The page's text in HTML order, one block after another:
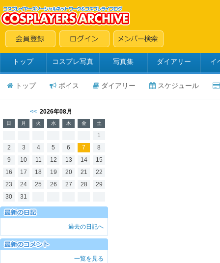
トップ コスプレ写真 写真集 ダイアリー イ
トップ ボイス ダイアリー スケジュール
<< 2026年08月
日 月 火 水 木 金 土
1
2
3 4 5 6 7
8
9
10 11 12 13 14
15
16
17 18 19 20 21
22
23
24 25 26 27 28
29
30
31
過去の日記へ
一覧を見る